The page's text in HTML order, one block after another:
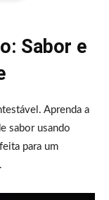
Sabor e
Aprenda a
sabor usando
para um